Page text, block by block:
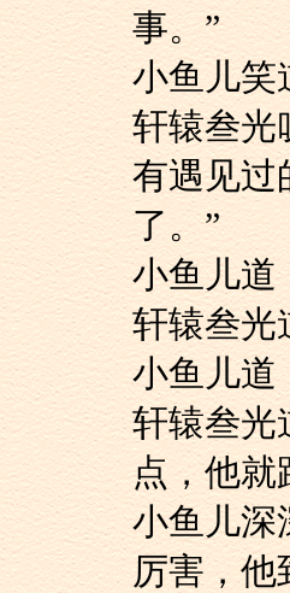
事。”
小鱼
轩辕
有遇见过
了。”
小鱼
轩辕
小鱼
轩辕
点，他就
小鱼
厉害，他